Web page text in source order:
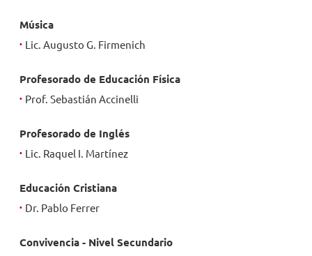
Música
Lic. Augusto G. Firmenich
Profesorado de Educación Física
Prof. Sebastián Accinelli
Profesorado de Inglés
Lic. Raquel I. Martínez
Educación Cristiana
Dr. Pablo Ferrer
Convivencia - Nivel Secundario